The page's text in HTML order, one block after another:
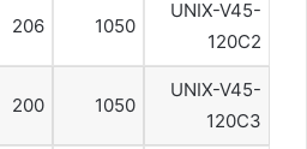
UNIX-V45-
120C2
1050
206
UNIX-V45-
120C3
1050
200